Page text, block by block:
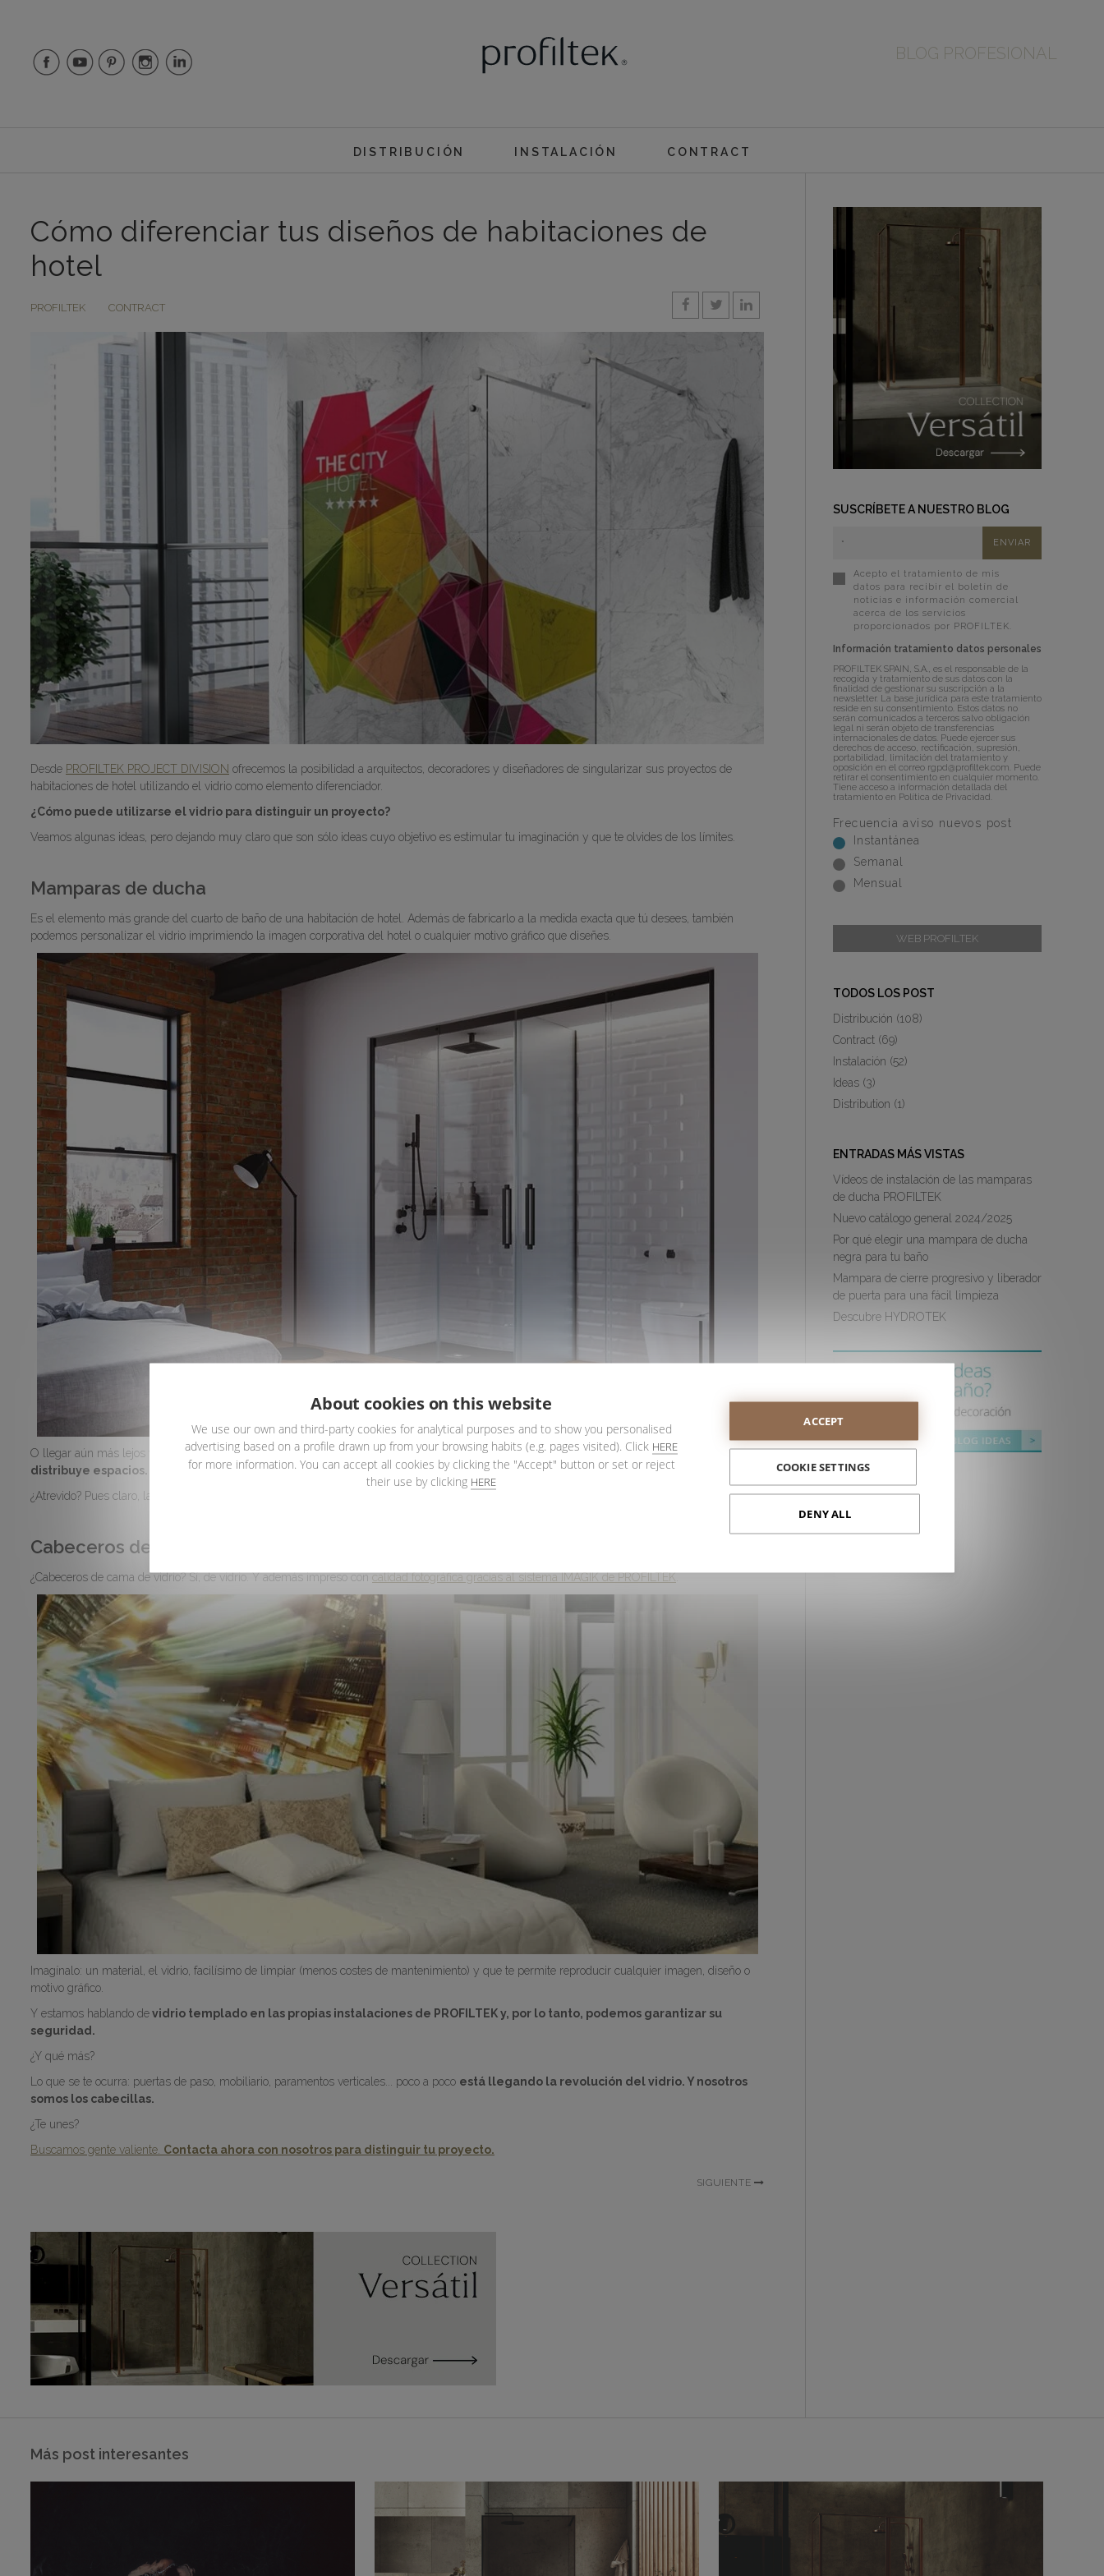
BLOG PROFESIONAL
DISTRIBUCIÓN INSTALACIÓN CONTRACT
Cómo diferenciar tus diseños de habitaciones de
hotel
PROFILTEK CONTRACT
Desde PROFILTEK PROJECT DIVISION ofrecemos la posibilidad a arquitectos, decoradores y diseñadores de singularizar sus proyectos de
habitaciones de hotel utilizando el vidrio como elemento diferenciador.
¿Cómo puede utilizarse el vidrio para distinguir un proyecto?
Veamos algunas ideas, pero dejando muy claro que son sólo ideas cuyo objetivo es estimular tu imaginación y que te olvides de los límites.
Mamparas de ducha
Es el elemento más grande del cuarto de baño de una habitación de hotel. Además de fabricarlo a la medida exacta que tú desees, también
podemos personalizar el vidrio imprimiendo la imagen corporativa del hotel o cualquier motivo gráfico que diseñes.
O llegar aún más lejos y, como vemos en la foto superior, que la propiamampara de ducha se convierta en un elemento que
distribuye espacios.
¿Atrevido? Pues claro, la innovación en diseño no es para cobardes.
Cabeceros de cama
¿Cabeceros de cama de vidrio? Sí, de vidrio. Y además impreso concalidad fotográfica gracias al sistema IMAGIK de PROFILTEK.
Imagínalo: un material, el vidrio, facilísimo de limpiar (menos costes de mantenimiento) y que te permite reproducir cualquier imagen, diseño o
motivo gráfico.
Y estamos hablando devidrio templado en las propias instalaciones de PROFILTEK y, por lo tanto, podemos garantizar su
seguridad.
¿Y qué más?
Lo que se te ocurra: puertas de paso, mobiliario, paramentos verticales... poco a poco está llegando la revolución del vidrio. Y nosotros
somos los cabecillas.
¿Te unes?
Buscamos gente valiente. Contacta ahora con nosotros para distinguir tu proyecto.
SIGUIENTE
SUSCRÍBETE A NUESTRO BLOG
Acepto el tratamiento de mis
datos para recibir el boletín de
noticias e información comercial
acerca de los servicios
proporcionados por PROFILTEK.
Información tratamiento datos personales
PROFILTEK SPAIN, S.A., es el responsable de la
recogida y tratamiento de sus datos con la
finalidad de gestionar su suscripción a la
newsletter. La base jurídica para este tratamiento
reside en su consentimiento. Estos datos no
serán comunicados a terceros salvo obligación
legal ni serán objeto de transferencias
internacionales de datos. Puede ejercer sus
derechos de acceso, rectificación, supresión,
portabilidad, limitación del tratamiento y
oposición en el correo rgpd@profiltek.com . Puede
retirar el consentimiento en cualquier momento.
Tiene acceso a información detallada del
tratamiento en Política de Privacidad
Frecuencia aviso nuevos post
Instantánea
Semanal
Mensual
WEB PROFILTEK
TODOS LOS POST
Distribución (108)
Contract (69)
Instalación (52)
Ideas (3)
Distribution (1)
ENTRADAS MÁS VISTAS
Vídeos de instalación de las mamparas
de ducha PROFILTEK
Nuevo catálogo general 2024/2025
Por qué elegir una mampara de ducha
negra para tu baño
Mampara de cierre progresivo y liberador
de puerta para una fácil limpieza
Descubre HYDROTEK
Más post interesantes
About cookies on this website
We use our own and third-party cookies for analytical purposes and to show you personalised
advertising based on a profile drawn up from your browsing habits (e.g. pages visited). Click HERE
for more information. You can accept all cookies by clicking the "Accept" button or set or reject
their use by clicking HERE
ACCEPT
COOKIE SETTINGS
DENY ALL